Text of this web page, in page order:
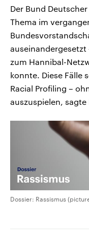
Der Bund
Thema im
auseinandergesetzt
zum Hannibal-
konnte. Diese Fälle
Racial Profiling –
auszuspielen, sagte
Dossier: Rassismus